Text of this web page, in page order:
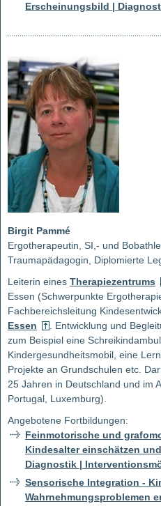
Erscheinungsbild |
Birgit Pammé
Ergotherapeutin, SI,- und
Traumapädagogin, Diplomierte
Leiterin eines Therapiezentrums
Essen (Schwerpunkte
Fachbereichsleitung
Essen
. Entwicklung und
zum Beispiel eine
Kindergesundheitsmobil, eine
Projekte an Grundschulen etc.
25 Jahren in Deutschland und im
Portugal, Luxemburg).
Angebotene Fortbildungen:
Feinmotorische und
Kindesalter einschätzen
Diagnostik |
Sensorische Integration -
Wahrnehmungsproblemen